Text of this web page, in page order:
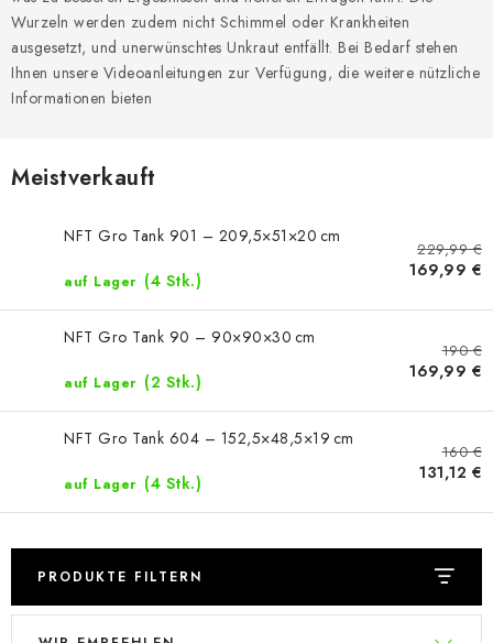
SMARTER GARTEN
Geschäftsbewertung
Wurzeln werden zudem nicht Schimmel oder Krankheiten
ausgesetzt, und unerwünschtes Unkraut entfällt. Bei Bedarf stehen
Ihnen unsere Videoanleitungen zur Verfügung, die weitere nützliche
Informationen bieten
Meistverkauft
NFT Gro Tank 901 – 209,5×51×20 cm
auf Lager (4 Stk.)
229,99 €
169,99 €
NFT Gro Tank 90 – 90×90×30 cm
auf Lager (2 Stk.)
190 €
169,99 €
NFT Gro Tank 604 – 152,5×48,5×19 cm
auf Lager (4 Stk.)
160 €
131,12 €
PRODUKTE FILTERN
L
P